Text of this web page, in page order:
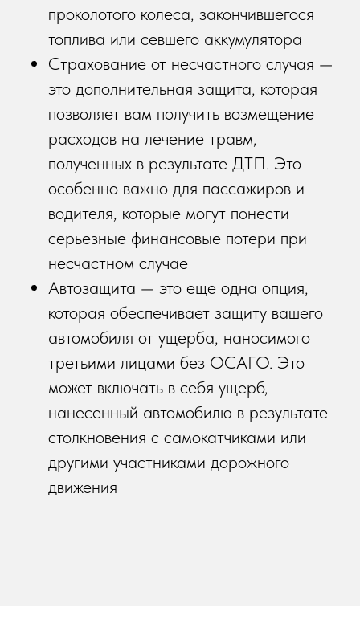
проколотого колеса, закончившегося
топлива или севшего аккумулятора
Страхование от несчастного случая —
это дополнительная защита, которая
позволяет вам получить возмещение
расходов на лечение травм,
полученных в результате ДТП. Это
особенно важно для пассажиров и
водителя, которые могут понести
серьезные финансовые потери при
несчастном случае
Автозащита — это еще одна опция,
которая обеспечивает защиту вашего
автомобиля от ущерба, наносимого
третьими лицами без ОСАГО. Это
может включать в себя ущерб,
нанесенный автомобилю в результате
столкновения с самокатчиками или
другими участниками дорожного
движения